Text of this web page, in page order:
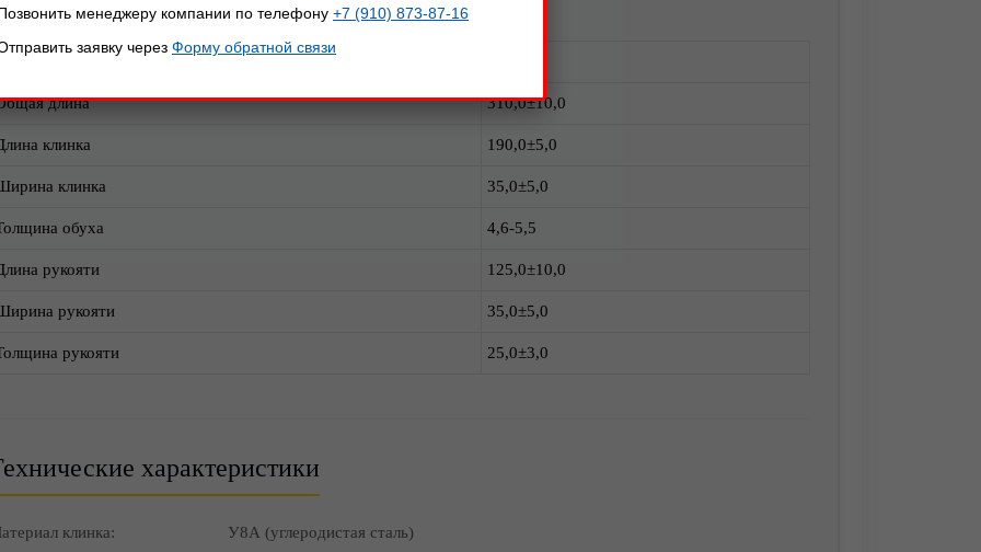
длина 310,0±10,0
клинка 190,0±5,0
клинка 35,0±5,0
обуха 4,6-5,5
рукояти 125,0±10,0
рукояти 35,0±5,0
рукояти 25,0±3,0
характеристики
клинка:
У8А (углеродистая сталь)
менеджеру компании по телефону +7 (910) 873-87-16
заявку через Форму обратной связи